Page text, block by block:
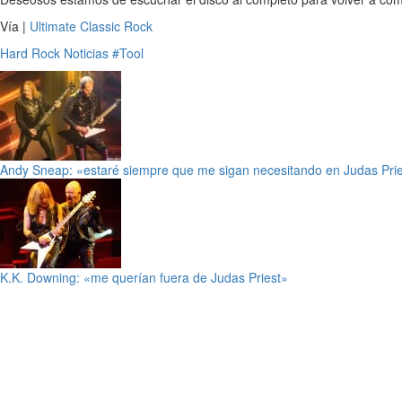
Vía | Ultimate Classic Rock
Hard Rock Noticias #Tool
Andy Sneap: «estaré siempre que me sigan necesitando en Judas
K.K. Downing: «me querían fuera de Judas Priest»